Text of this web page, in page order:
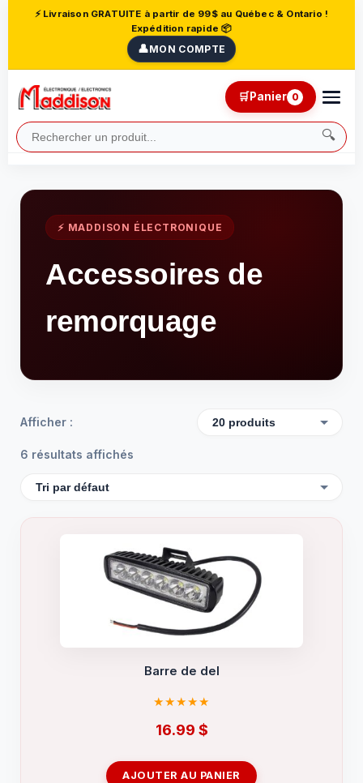
⚡ Livraison GRATUITE à partir de 99$ au Québec & Ontario !
Expédition rapide 📦
👤MON COMPTE
🔍
🛒Panier 0
⚡ MADDISON ÉLECTRONIQUE
Accessoires de
remorquage
Afficher :
6 résultats affichés
Barre de del
16.99 $
AJOUTER AU PANIER